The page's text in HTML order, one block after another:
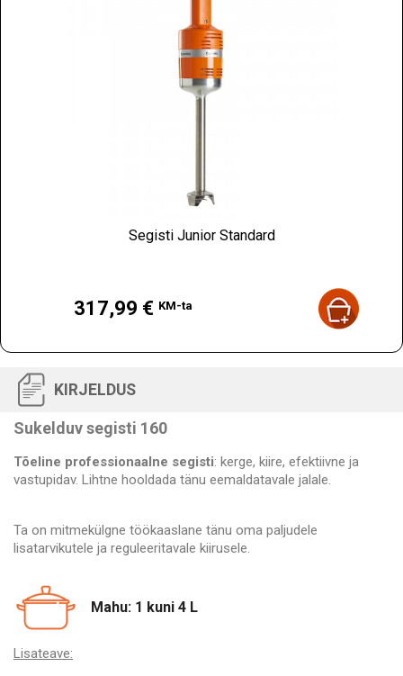
Segisti Junior Standard
317,99 € KM-ta
KIRJELDUS
Sukelduv segisti 160
Tõeline professionaalne segisti: kerge, kiire, efektiivne ja
vastupidav. Lihtne hooldada tänu eemaldatavale jalale.
Ta on mitmekülgne töökaaslane tänu oma paljudele
lisatarvikutele ja reguleeritavale kiirusele.
Mahu: 1 kuni 4 L
Lisateave: